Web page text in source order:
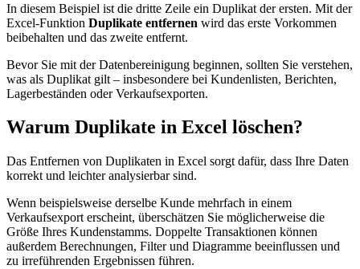
In diesem Beispiel ist die dritte Zeile ein Duplikat der ersten. Mit der
Excel-Funktion Duplikate entfernen wird das erste Vorkommen
beibehalten und das zweite entfernt.
Bevor Sie mit der Datenbereinigung beginnen, sollten Sie verstehen,
was als Duplikat gilt – insbesondere bei Kundenlisten, Berichten,
Lagerbeständen oder Verkaufsexporten.
Warum Duplikate in Excel löschen?
Das Entfernen von Duplikaten in Excel sorgt dafür, dass Ihre Daten
korrekt und leichter analysierbar sind.
Wenn beispielsweise derselbe Kunde mehrfach in einem
Verkaufsexport erscheint, überschätzen Sie möglicherweise die
Größe Ihres Kundenstamms. Doppelte Transaktionen können
außerdem Berechnungen, Filter und Diagramme beeinflussen und
zu irreführenden Ergebnissen führen.